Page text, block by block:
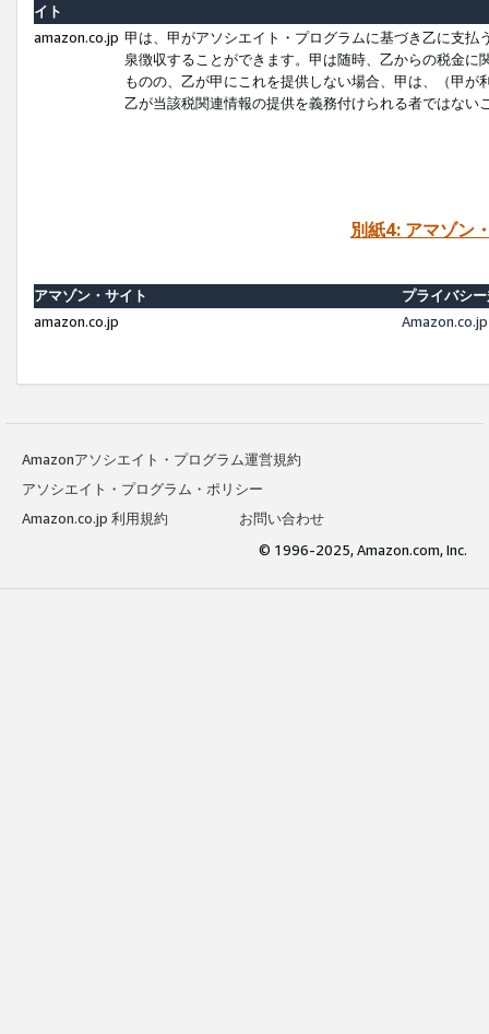
イト
amazon.co.jp 甲は、甲がアソシエイト・プログラムに基づき乙に支
泉徴収することができます。甲は随時、乙からの税金
ものの、乙が甲にこれを提供しない場合、甲は、（甲
乙が当該税関連情報の提供を義務付けられる者ではな
別紙4: アマゾン
アマゾン・サイト
プライバシ
amazon.co.jp
Amazonアソシエイト・プログラム運営規約
アソシエイト・プログラム・ポリシー
Amazon.co.jp 利用規約
お問い合わせ
© 1996-2025, Amazon.com, Inc.